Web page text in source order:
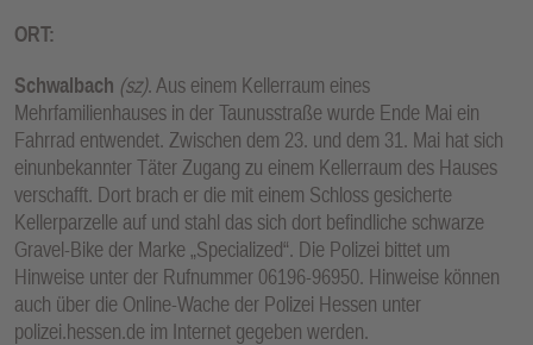
ORT:
Schwalbach (sz). Aus einem Kellerraum eines
Mehrfamilienhauses in der Taunusstraße wurde Ende Mai ein
Fahrrad entwendet. Zwischen dem 23. und dem 31. Mai hat sich
einunbekannter Täter Zugang zu einem Kellerraum des Hauses
verschafft. Dort brach er die mit einem Schloss gesicherte
Kellerparzelle auf und stahl das sich dort befindliche schwarze
Gravel-Bike der Marke „Specialized“. Die Polizei bittet um
Hinweise unter der Rufnummer 06196-96950. Hinweise können
auch über die Online-Wache der Polizei Hessen unter
polizei.hessen.de im Internet gegeben werden.
U
N
K
TI
O
N
E
N